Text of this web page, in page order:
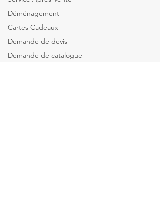
Déménagement
Cartes Cadeaux
Demande de devis
Demande de catalogue